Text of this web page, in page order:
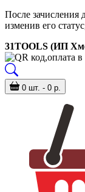
После зачисления
изменив его
31TOOLS (ИП
0 шт. - 0 р.